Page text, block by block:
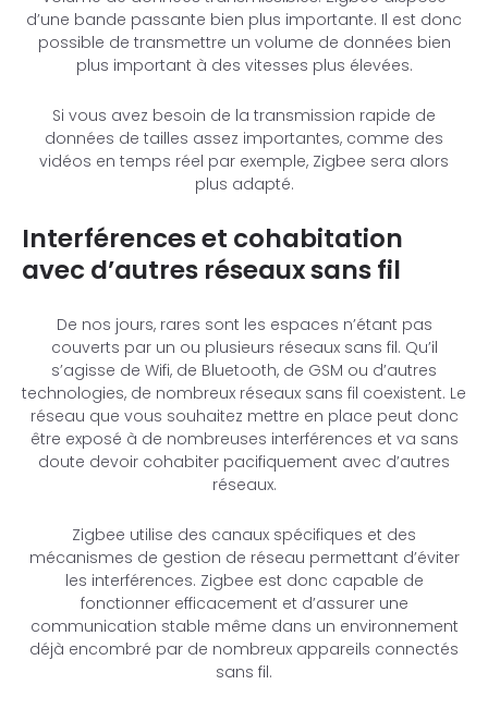
d’une bande passante bien plus importante. Il est donc
possible de transmettre un volume de données bien
plus important à des vitesses plus élevées.
Si vous avez besoin de la transmission rapide de
données de tailles assez importantes, comme des
vidéos en temps réel par exemple, Zigbee sera alors
plus adapté.
Interférences et cohabitation
avec d’autres réseaux sans fil
De nos jours, rares sont les espaces n’étant pas
couverts par un ou plusieurs réseaux sans fil. Qu’il
s’agisse de Wifi, de Bluetooth, de GSM ou d’autres
technologies, de nombreux réseaux sans fil coexistent. Le
réseau que vous souhaitez mettre en place peut donc
être exposé à de nombreuses interférences et va sans
doute devoir cohabiter pacifiquement avec d’autres
réseaux.
Zigbee utilise des canaux spécifiques et des
mécanismes de gestion de réseau permettant d’éviter
les interférences. Zigbee est donc capable de
fonctionner efficacement et d’assurer une
communication stable même dans un environnement
déjà encombré par de nombreux appareils connectés
sans fil.